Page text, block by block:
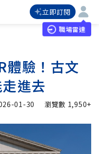
立即訂閱
職場雷達
體驗！古文
進去
蹤
01-30 瀏覽數 1,950+